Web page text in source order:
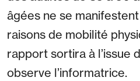
âgées ne se
raisons de mobilité
rapport sortira à l’issue
observe l’informatrice.